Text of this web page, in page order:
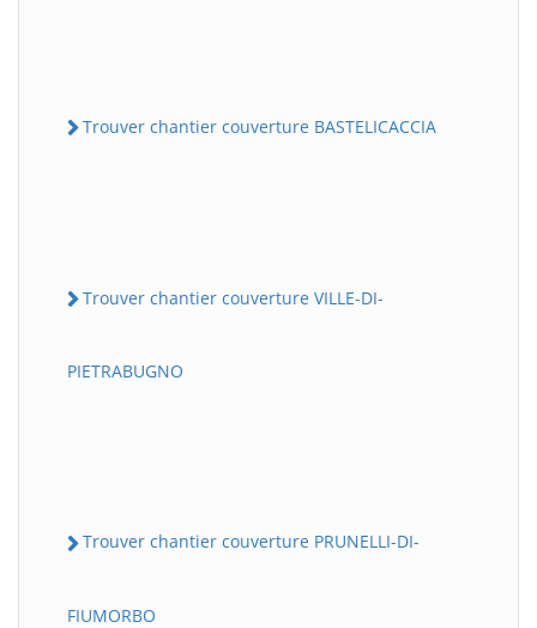
Trouver chantier couverture BASTELICACCIA
Trouver chantier couverture VILLE-DI-
PIETRABUGNO
Trouver chantier couverture PRUNELLI-DI-
FIUMORBO